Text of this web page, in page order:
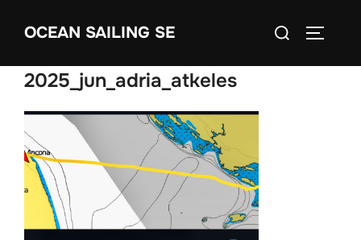
OCEAN SAILING SE
Search
2025_jun_adria_atkeles